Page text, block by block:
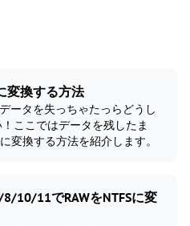
変換する方法
ータを失っちゃたっらどうし
ここではデータを残したま
変換する方法を紹介します。
10/11でRAWをNTFSに変